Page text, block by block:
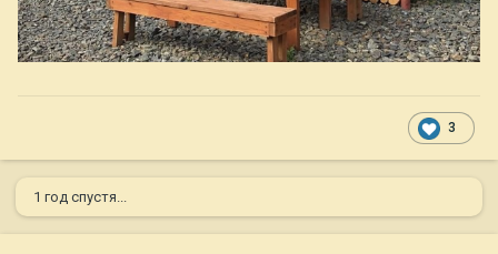
3
1 год спустя...